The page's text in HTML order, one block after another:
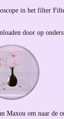
in het filter
door op
Maxou om naar de